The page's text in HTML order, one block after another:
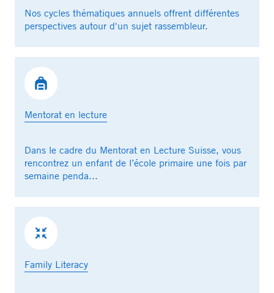
Nos cycles thématiques annuels offrent différentes
perspectives autour d'un sujet rassembleur.
Mentorat en lecture
Dans le cadre du Mentorat en Lecture Suisse, vous
rencontrez un enfant de l’école primaire une fois par
semaine penda...
Family Literacy